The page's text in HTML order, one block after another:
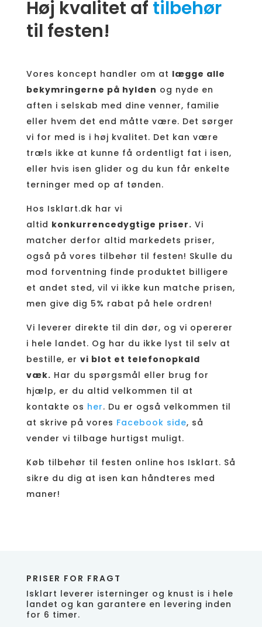
Høj kvalitet af tilbehør
til festen!
Vores koncept handler om at lægge alle
bekymringerne på hylden og nyde en
aften i selskab med dine venner, familie
eller hvem det end måtte være. Det sørger
vi for med is i høj kvalitet. Det kan være
træls ikke at kunne få ordentligt fat i isen,
eller hvis isen glider og du kun får enkelte
terninger med op af tønden.
Hos Isklart.dk har vi
altid konkurrencedygtige priser. Vi
matcher derfor altid markedets priser,
også på vores tilbehør til festen! Skulle du
mod forventning finde produktet billigere
et andet sted, vil vi ikke kun matche prisen,
men give dig 5% rabat på hele ordren!
Vi leverer direkte til din dør, og vi opererer
i hele landet. Og har du ikke lyst til selv at
bestille, er vi blot et telefonopkald
væk. Har du spørgsmål eller brug for
hjælp, er du altid velkommen til at
kontakte os her. Du er også velkommen til
at skrive på vores Facebook side, så
vender vi tilbage hurtigst muligt.
Køb tilbehør til festen online hos Isklart. Så
sikre du dig at isen kan håndteres med
maner!
PRISER FOR FRAGT
Isklart leverer isterninger og knust is i hele
landet og kan garantere en levering inden
for 6 timer.